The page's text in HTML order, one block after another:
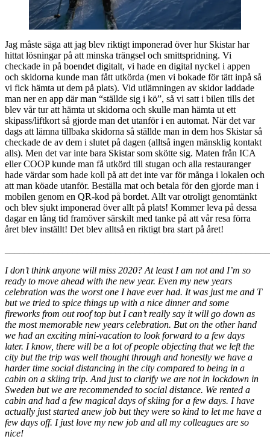
Jag måste säga att jag blev riktigt imponerad över hur Skistar har
hittat lösningar på att minska trängsel och smittspridning. Vi
checkade in på boendet digitalt, vi hade en digital nyckel i appen
och skidorna kunde man fått utkörda (men vi bokade för tätt inpå så
vi fick hämta ut dem på plats). Vid utlämningen av skidor laddade
man ner en app där man “ställde sig i kö”, så vi satt i bilen tills det
blev vår tur att hämta ut skidorna och skulle man hämta ut ett
skipass/liftkort så gjorde man det utanför i en automat. När det var
dags att lämna tillbaka skidorna så ställde man in dem hos Skistar så
checkade de av dem i slutet på dagen (alltså ingen mänsklig kontakt
alls). Men det var inte bara Skistar som skötte sig. Maten från ICA
eller COOP kunde man få utkörd till stugan och alla restauranger
hade värdar som hade koll på att det inte var för många i lokalen och
att man köade utanför. Beställa mat och betala för den gjorde man i
mobilen genom en QR-kod på bordet. Allt var otroligt genomtänkt
och blev sjukt imponerad över allt på plats! Kommer leva på dessa
dagar en lång tid framöver särskilt med tanke på att vår resa förra
året blev inställt! Det blev alltså en riktigt bra start på året!
I don’t think anyone will miss 2020? At least I am not and I’m so
ready to move ahead with the new year. Even my new years
celebration was the worst one I have ever had. It was just me and T
but we tried to spice things up with a nice dinner and some
fireworks from out roof top but I can’t really say it will go down as
the most memorable new years celebration. But on the other hand
we had an exciting mini-vacation to look forward to a few days
later. I know, there will be a lot of people objecting that we left the
city but the trip was well thought through and honestly we have a
harder time social distancing in the city compared to being in a
cabin on a skiing trip. And just to clarify we are not in lockdown in
Sweden but we are recommended to social distance. We rented a
cabin and had a few magical days of skiing for a few days. I have
actually just started anew job but they were so kind to let me have a
few days off. I just love my new job and all my colleagues are so
nice!